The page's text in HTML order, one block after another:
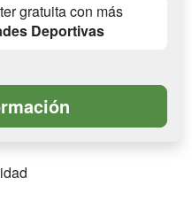
gratuita con más
Deportivas